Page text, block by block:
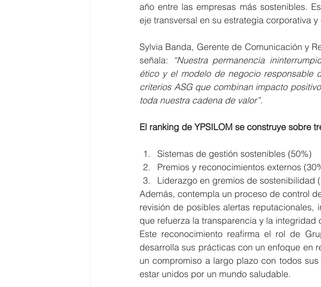
año entre las empresas más sostenibles.
eje transversal en su estrategia corporativa
Sylvia Banda, Gerente de Comunicación y
señala:
“Nuestra permanencia
ético y el modelo de negocio responsable
criterios ASG que combinan impacto
toda nuestra cadena de valor”.
El ranking de YPSILOM se construye sobre
Sistemas de gestión sostenibles (50%)
Premios y reconocimientos externos
Liderazgo en gremios de sostenibilidad
Además, contempla un proceso de control
revisión de posibles alertas
que refuerza la transparencia y la
Este reconocimiento reafirma el rol de
desarrolla sus prácticas con un enfoque en
un compromiso a largo plazo con todos
estar unidos por un mundo saludable.